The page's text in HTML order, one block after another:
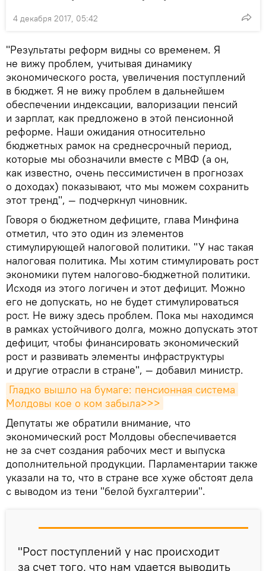
4 декабря 2017, 05:42
"Результаты реформ видны со временем. Я
не вижу проблем, учитывая динамику
экономического роста, увеличения поступлений
в бюджет. Я не вижу проблем в дальнейшем
обеспечении индексации, валоризации пенсий
и зарплат, как предложено в этой пенсионной
реформе. Наши ожидания относительно
бюджетных рамок на среднесрочный период,
которые мы обозначили вместе с МВФ (а он,
как известно, очень пессимистичен в прогнозах
о доходах) показывают, что мы можем сохранить
этот тренд", — подчеркнул чиновник.
Говоря о бюджетном дефиците, глава Минфина
отметил, что это один из элементов
стимулирующей налоговой политики. "У нас такая
налоговая политика. Мы хотим стимулировать рост
экономики путем налогово-бюджетной политики.
Исходя из этого логичен и этот дефицит. Можно
его не допускать, но не будет стимулироваться
рост. Не вижу здесь проблем. Пока мы находимся
в рамках устойчивого долга, можно допускать этот
дефицит, чтобы финансировать экономический
рост и развивать элементы инфраструктуры
и другие отрасли в стране", — добавил министр.
Гладко вышло на бумаге: пенсионная система
Молдовы кое о ком забыла>>>
Депутаты же обратили внимание, что
экономический рост Молдовы обеспечивается
не за счет создания рабочих мест и выпуска
дополнительной продукции. Парламентарии также
указали на то, что в стране все хуже обстоят дела
с выводом из тени "белой бухгалтерии".
"Рост поступлений у нас происходит
за счет того, что нам удается выводить